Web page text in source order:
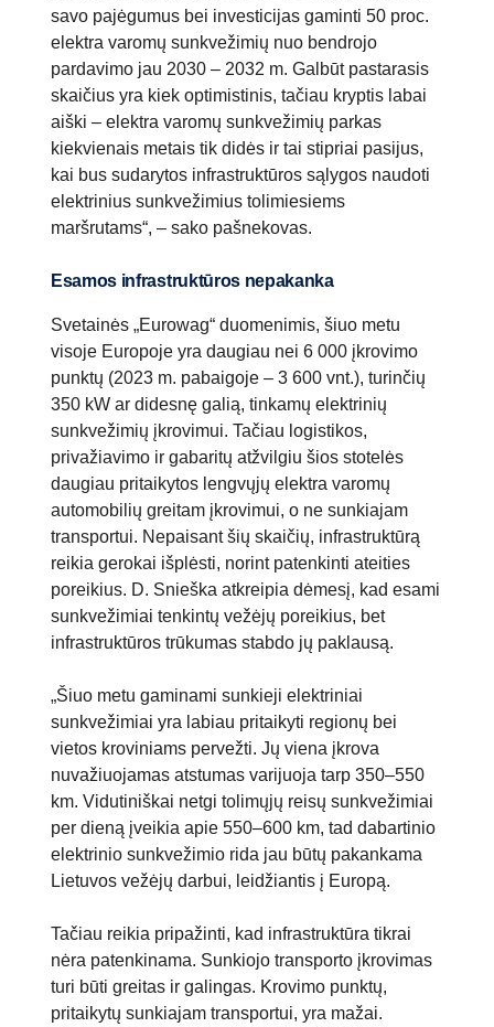
savo pajėgumus bei investicijas gaminti 50 proc.
elektra varomų sunkvežimių nuo bendrojo
pardavimo jau 2030 – 2032 m. Galbūt pastarasis
skaičius yra kiek optimistinis, tačiau kryptis labai
aiški – elektra varomų sunkvežimių parkas
kiekvienais metais tik didės ir tai stipriai pasijus,
kai bus sudarytos infrastruktūros sąlygos naudoti
elektrinius sunkvežimius tolimiesiems
maršrutams“, – sako pašnekovas.
Esamos infrastruktūros nepakanka
Svetainės „Eurowag“ duomenimis, šiuo metu
visoje Europoje yra daugiau nei 6 000 įkrovimo
punktų (2023 m. pabaigoje – 3 600 vnt.), turinčių
350 kW ar didesnę galią, tinkamų elektrinių
sunkvežimių įkrovimui. Tačiau logistikos,
privažiavimo ir gabaritų atžvilgiu šios stotelės
daugiau pritaikytos lengvųjų elektra varomų
automobilių greitam įkrovimui, o ne sunkiajam
transportui.​ Nepaisant šių skaičių, infrastruktūrą
reikia gerokai išplėsti, norint patenkinti ateities
poreikius. D. Snieška atkreipia dėmesį, kad esami
sunkvežimiai tenkintų vežėjų poreikius, bet
infrastruktūros trūkumas stabdo jų paklausą.
„Šiuo metu gaminami sunkieji elektriniai
sunkvežimiai yra labiau pritaikyti regionų bei
vietos kroviniams pervežti. Jų viena įkrova
nuvažiuojamas atstumas varijuoja tarp 350–550
km. Vidutiniškai netgi tolimųjų reisų sunkvežimiai
per dieną įveikia apie 550–600 km, tad dabartinio
elektrinio sunkvežimio rida jau būtų pakankama
Lietuvos vežėjų darbui, leidžiantis į Europą.
Tačiau reikia pripažinti, kad infrastruktūra tikrai
nėra patenkinama. Sunkiojo transporto įkrovimas
turi būti greitas ir galingas. Krovimo punktų,
pritaikytų sunkiajam transportui, yra mažai.